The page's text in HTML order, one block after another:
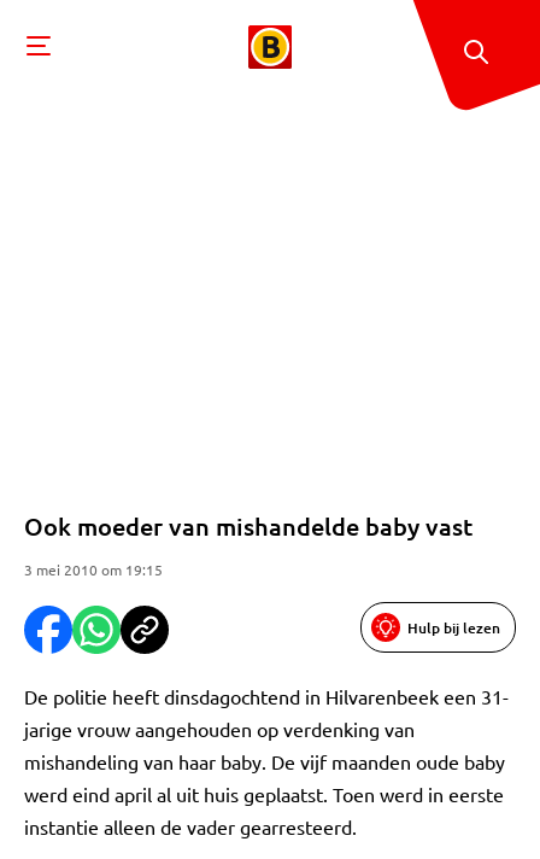
Ook moeder van mishandelde baby vast
3 mei 2010 om 19:15
Hulp bij lezen
De politie heeft dinsdagochtend in Hilvarenbeek een 31-
jarige vrouw aangehouden op verdenking van
mishandeling van haar baby. De vijf maanden oude baby
werd eind april al uit huis geplaatst. Toen werd in eerste
instantie alleen de vader gearresteerd.